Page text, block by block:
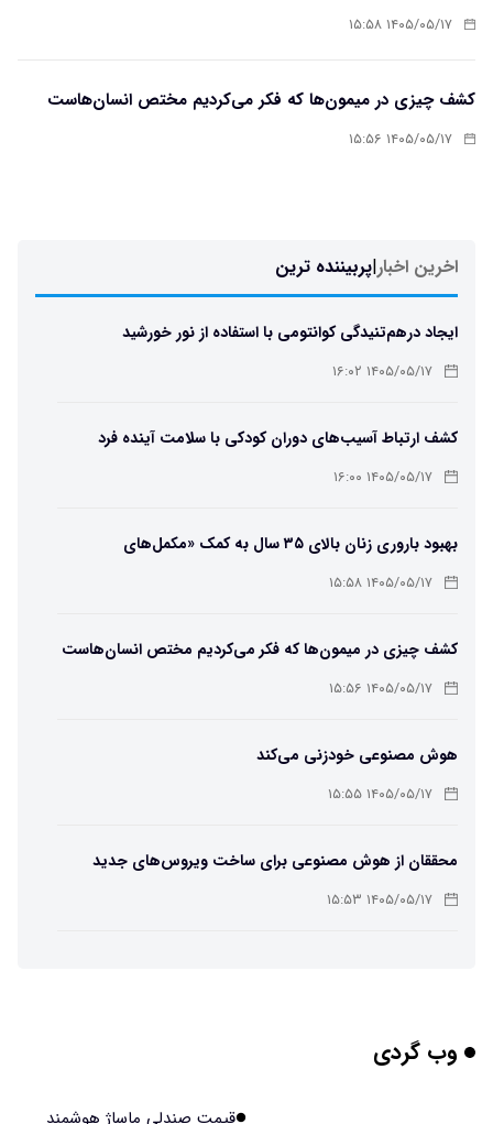
۱۴۰۵/۰۵/۱۷ ۱۵:۵۸
کشف چیزی در میمون‌ها که فکر می‌کردیم مختص انسان‌هاست
۱۴۰۵/۰۵/۱۷ ۱۵:۵۶
اخرین اخبار|پربیننده ترین
ایجاد درهم‌تنیدگی کوانتومی با استفاده از نور خورشید
۱۴۰۵/۰۵/۱۷ ۱۶:۰۲
کشف ارتباط آسیب‌های دوران کودکی با سلامت آینده فرد
۱۴۰۵/۰۵/۱۷ ۱۶:۰۰
بهبود باروری زنان بالای ۳۵ سال به کمک «مکمل‌های
باکتریایی»
۱۴۰۵/۰۵/۱۷ ۱۵:۵۸
کشف چیزی در میمون‌ها که فکر می‌کردیم مختص انسان‌هاست
۱۴۰۵/۰۵/۱۷ ۱۵:۵۶
هوش مصنوعی خودزنی می‌کند
۱۴۰۵/۰۵/۱۷ ۱۵:۵۵
محققان از هوش مصنوعی برای ساخت ویروس‌های جدید
استفاده کردند
۱۴۰۵/۰۵/۱۷ ۱۵:۵۳
مریخ‌نورد ناسا به ماه فرستاده می‌شود
وب گردی
قیمت صندلی ماساژ هوشمند